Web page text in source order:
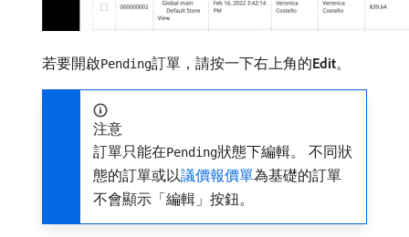
若要開啟Pending訂單，請按一下右上角的​Edit。
注意
訂單只能在Pending狀態下編輯。 不同狀
態的訂單或以議價報價單為基礎的訂單
不會顯示「編輯」按鈕。